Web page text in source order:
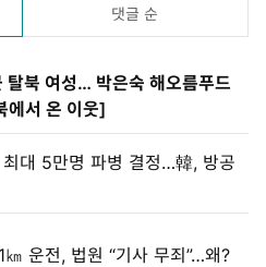
댓글 순
탈북 여성… 박은숙 해오름푸드
에서 온 이웃]
최대 5만명 파병 결정…韓, 방공
운전, 법원 “기사 무죄”…왜?